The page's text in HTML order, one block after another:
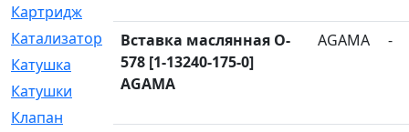
Картридж
Катализатор
[1]
Катушка
[2]
Катушки
[291]
Клапан
Вставка маслянная O-
578 [1-13240-175-0]
AGAMA
AGAMA -